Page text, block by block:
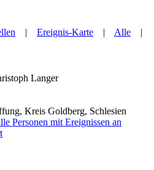
| Ereignis-Karte | Alle |
Langer
Kreis Goldberg, Schlesien